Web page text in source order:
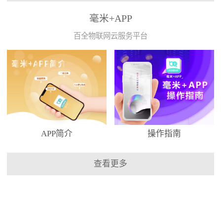
毫米+APP
百全物联网云服务平台
APP简介 操作指南
查看更多